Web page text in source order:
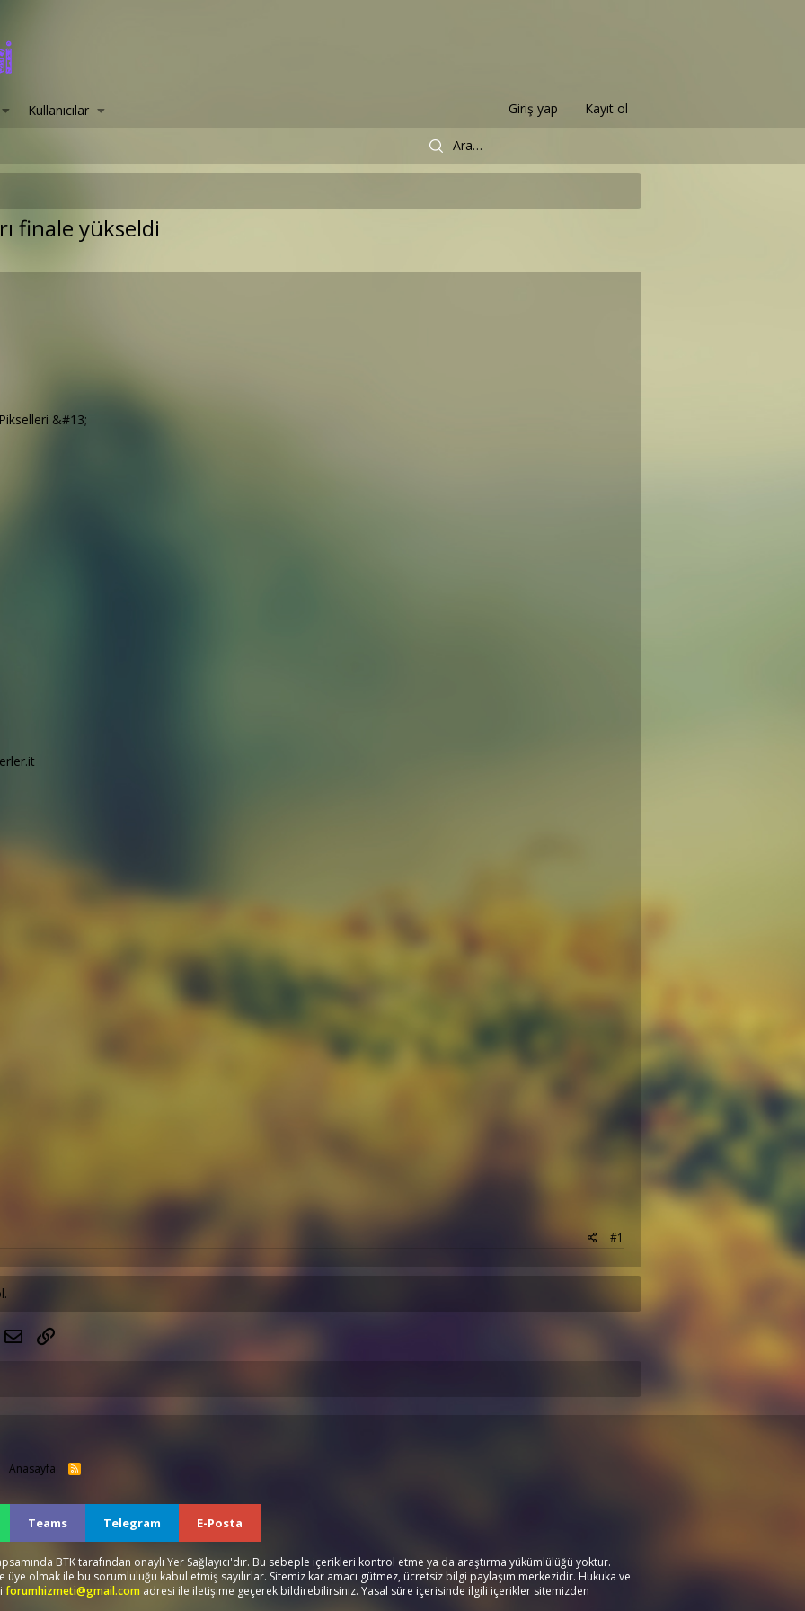
Kullanıcılar Giriş yap Kayıt ol
finale yükseldi
&#13;
#1
E-postaLink
Anasayfa
R
S
Teams Telegram E-Posta
BTK tarafından onaylı Yer Sağlayıcı'dır. Bu sebeple içerikleri kontrol etme ya da araştırma yükümlülüğü yoktur.
olmak ile bu sorumluluğu kabul etmiş sayılırlar. Sitemiz kar amacı gütmez, ücretsiz bilgi paylaşım merkezidir. Hukuka ve
forumhizmeti@gmail.com adresi ile iletişime geçerek bildirebilirsiniz. Yasal süre içerisinde ilgili içerikler sitemizden